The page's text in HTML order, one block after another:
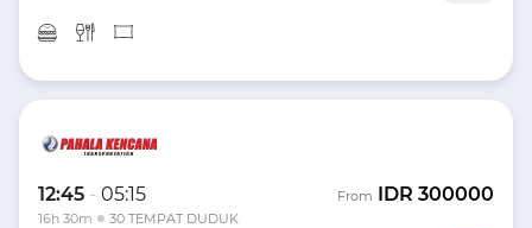
12:45 - 05:15
16h 30m 30 TEMPAT DUDUK
From IDR 300000